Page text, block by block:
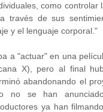
como controlar
través de sus
y el lenguaje corporal."
a "actuar" en una
X), pero al final
abandonando el
no se han anunciado
ya han